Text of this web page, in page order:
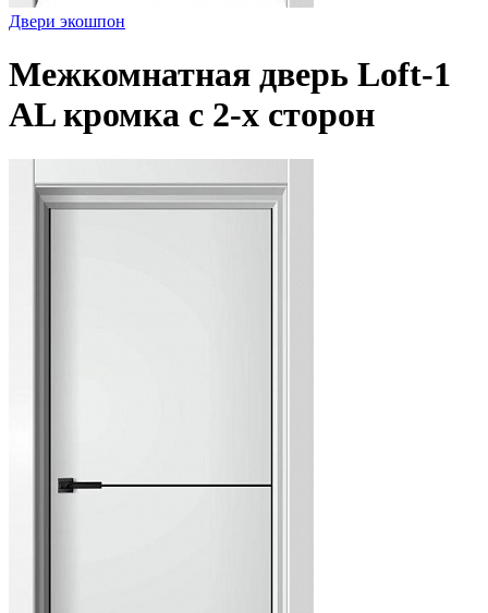
Двери экошпон
Межкомнатная дверь Loft-1
AL кромка с 2-х сторон